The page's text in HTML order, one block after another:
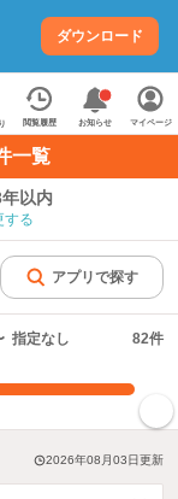
ダウンロード
閲覧履歴 お知らせ マイページ
一覧
以内
する
アプリで探す
指定なし 82件
2026年08月03日更新